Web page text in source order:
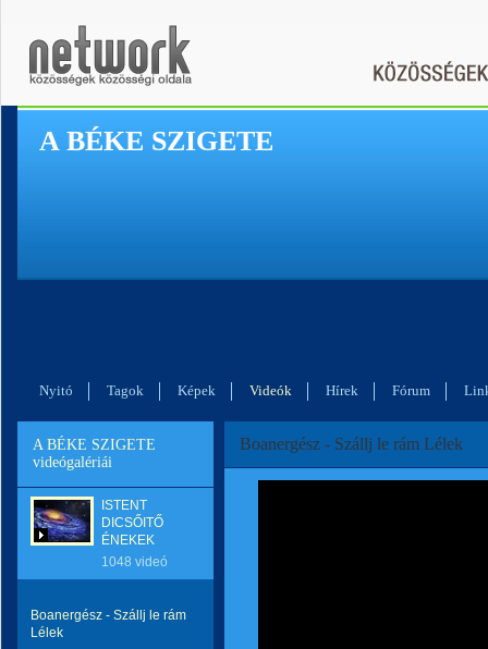
A BÉKE SZIGETE
Nyitó Tagok Képek Videók Hírek Fórum
A BÉKE SZIGETE
videógalériái
ISTENT
DICSŐITŐ
ÉNEKEK
1048 videó
Boanergész - Szállj le rám
Lélek
Boanergész - Szállj le rám Lélek